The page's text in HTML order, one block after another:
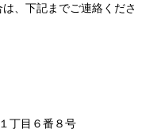
、下記までご連絡くださ
丁目６番８号